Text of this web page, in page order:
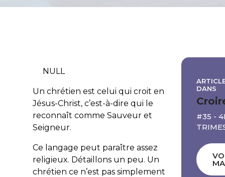
NULL
Un chrétien est celui qui croit en
Jésus-Christ, c’est-à-dire qui le
reconnaît comme Sauveur et
Seigneur.
Ce langage peut paraître assez
religieux. Détaillons un peu. Un
chrétien ce n’est pas simplement
DANS
#35 -